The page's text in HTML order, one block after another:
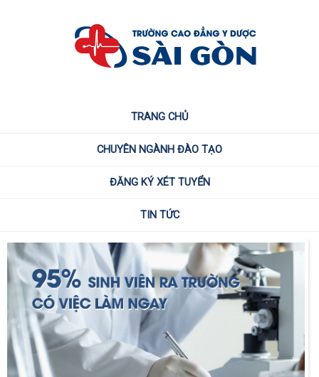
TRANG CHỦ
CHUYÊN NGÀNH ĐÀO TẠO
ĐĂNG KÝ XÉT TUYỂN
TIN TỨC